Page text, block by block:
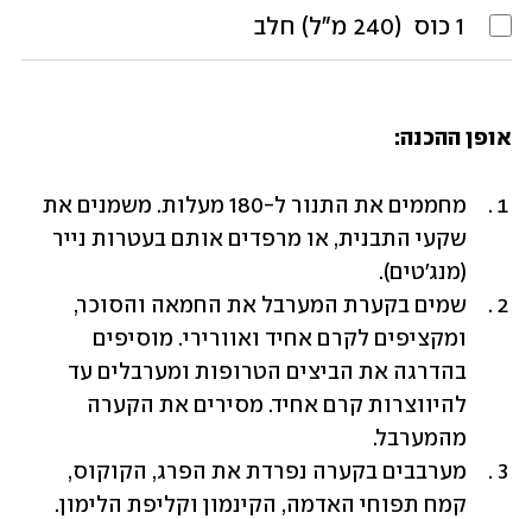
1 כוס (240 מ"ל) חלב
אופן ההכנה:
מחממים את התנור ל-180 מעלות. משמנים את
(מנג'טים).
מהמערבל.